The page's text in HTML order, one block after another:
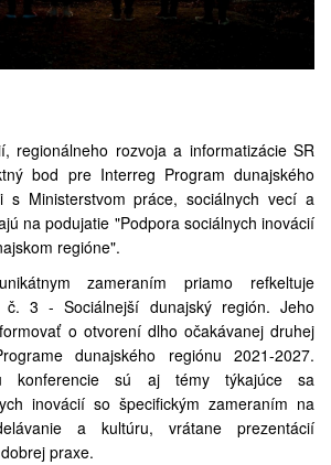
regionálneho rozvoja a informatizácie SR
bod pre Interreg Program dunajského
s Ministerstvom práce, sociálnych vecí a
na podujatie "Podpora sociálnych inovácií
regióne".
zameraním priamo refkeltuje
č. 3 - Sociálnejší dunajský región. Jeho
o otvorení dlho očakávanej druhej
dunajského regiónu 2021-2027.
konferencie sú aj témy týkajúce sa
inovácií so špecifickým zameraním na
a kultúru, vrátane prezentácií
praxe.